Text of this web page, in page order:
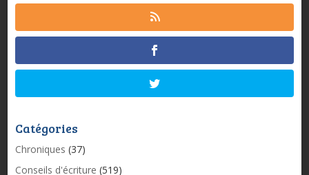
Catégories
Chroniques (37)
Conseils d'écriture (519)